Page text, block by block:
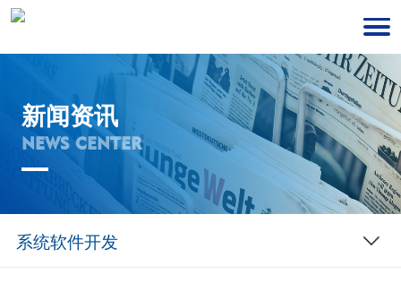
新闻资讯
NEWS CENTER
系统软件开发